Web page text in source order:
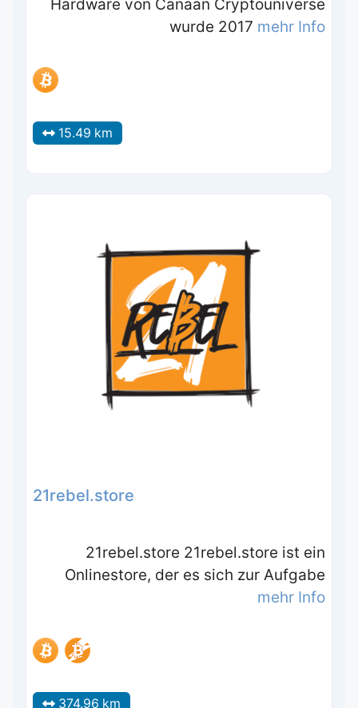
Hardware von Canaan Cryptouniverse
wurde 2017 mehr Info
15.49 km
21rebel.store
21rebel.store 21rebel.store ist ein
Onlinestore, der es sich zur Aufgabe
mehr Info
374.96 km